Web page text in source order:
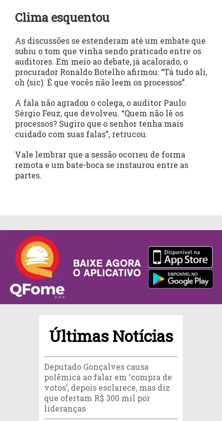
Clima esquentou
As discussões se estenderam até um embate que
subiu o tom que vinha sendo praticado entre os
auditores. Em meio ao debate, já acalorado, o
procurador Ronaldo Botelho afirmou: “Tá tudo ali,
oh (sic). É que vocês não leem os processos”.
A fala não agradou o colega, o auditor Paulo
Sérgio Feuz, que devolveu. “Quem não lê os
processos? Sugiro que o senhor tenha mais
cuidado com suas falas”, retrucou.
Vale lembrar que a sessão ocorreu de forma
remota e um bate-boca se instaurou entre as
partes.
Últimas Notícias
Deputado Gonçalves causa
polêmica ao falar em ‘compra de
votos’, depois esclarece, mas diz
que ofertam R$ 300 mil por
lideranças